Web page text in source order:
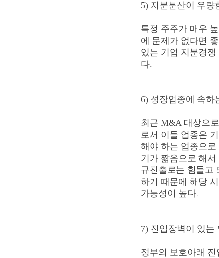
5) 지분분산이 우량
특정 주주가 매우
에 문제가 없다면
있는 기업 지분경
다.
6) 성장업종에 속하
최근 M&A 대상으
로서 이들 업종은
해야 하는 업종으
기가 짧음으로 해
규진출로는 힘들고
하기 때문에 해당
가능성이 높다.
7) 진입장벽이 있는
정부의 보호아래